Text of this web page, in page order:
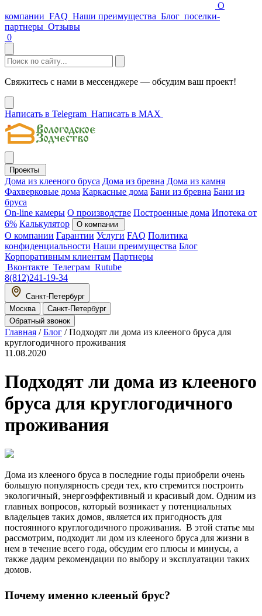
О
компании FAQ Наши преимущества Блог поселки-
партнеры Отзывы
0
Свяжитесь с нами в мессенджере — обсудим ваш проект!
Написать в Telegram Написать в MAX
Проекты
Дома из клееного бруса Дома из бревна Дома из камня
Фахверковые дома Каркасные дома Бани из бревна Бани из
бруса
On-line камеры О производстве Построенные дома Ипотека от
6% Калькулятор О компании
О компании Гарантии Услуги FAQ Политика
конфиденциальности Наши преимущества Блог
Корпоративным клиентам Партнеры
Вконтакте Телеграм Rutube
8(812)241-19-34
Санкт-Петербург
Москва
Санкт-Петербург
Обратный звонок
Главная / Блог / Подходят ли дома из клееного бруса для
круглогодичного проживания
11.08.2020
Подходят ли дома из клееного
бруса для круглогодичного
проживания
Дома из клееного бруса в последние годы приобрели очень
большую популярность среди тех, кто стремится построить
экологичный, энергоэффективный и красивый дом. Одним из
главных вопросов, который возникает у потенциальных
владельцев таких домов, является их пригодность для
постоянного круглогодичного проживания. В этой статье мы
рассмотрим, подходит ли дом из клееного бруса для жизни в
нем в течение всего года, обсудим его плюсы и минусы, а
также дадим рекомендации по выбору и эксплуатации таких
домов.
Почему именно клееный брус?